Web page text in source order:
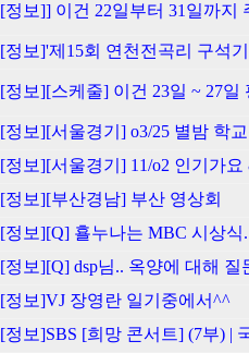
[정보]] 이건 22일부터 31일까지
[정보]'제15회 연천전곡리 구석
[정보][스케줄] 이건 23일 ~ 27
[정보][서울경기] o3/25 별밤 학
[정보][서울경기] 11/o2 인기가요
[정보][부산경남] 부산 영상회
[정보][Q] 횰누나는 MBC 시상식
[정보][Q] dsp님.. 옥양에 대해 질
[정보]VJ 장영란 일기중에서^^
[정보]SBS [희망 콘서트] (7부) |